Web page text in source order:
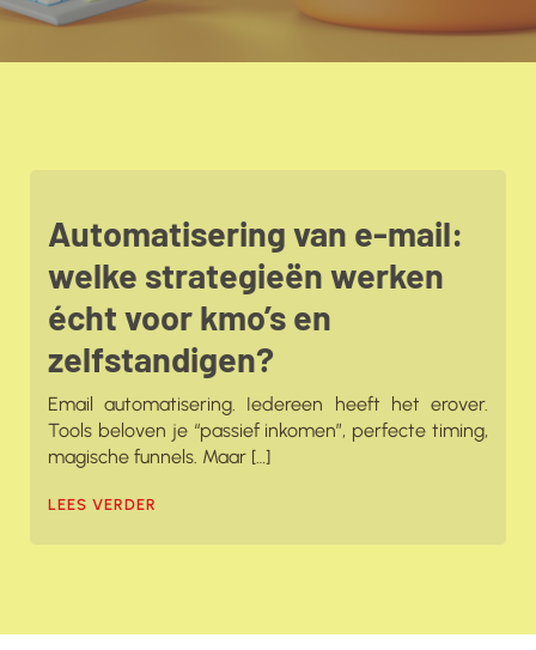
Automatisering van e-mail:
welke strategieën werken
écht voor kmo’s en
zelfstandigen?
Email automatisering. Iedereen heeft het erover.
Tools beloven je “passief inkomen”, perfecte timing,
magische funnels. Maar […]
LEES VERDER